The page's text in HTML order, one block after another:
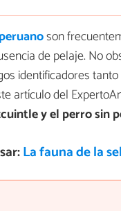
son
de pelaje. No
identificadores
artículo del
y el perro sin
La fauna de la